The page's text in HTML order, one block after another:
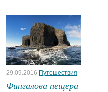
29.09.2016 Путешествия
Фингалова пещера